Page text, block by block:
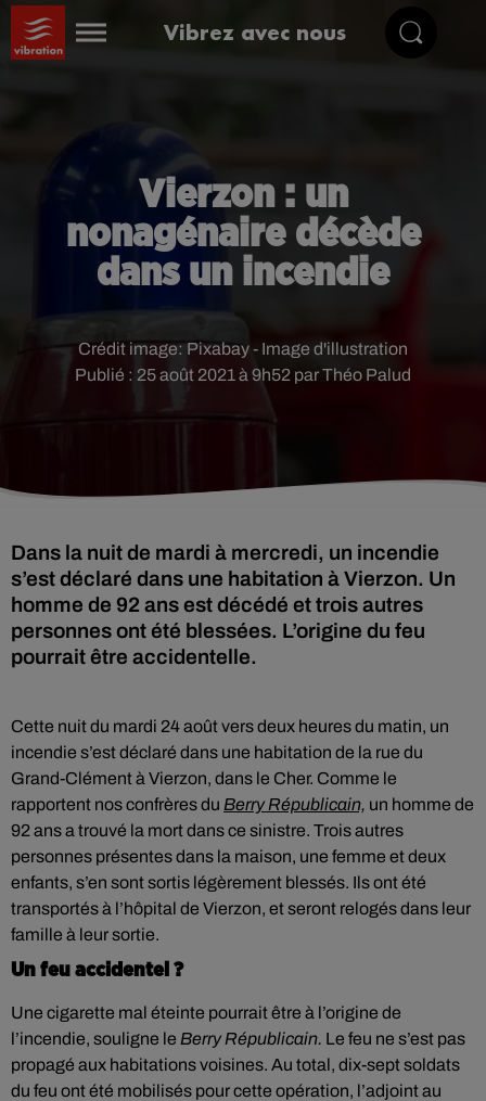
Vibrez avec nous
Vierzon : un
nonagénaire décède
dans un incendie
Publié : 25 août 2021 à 9h52 par Théo Palud
Crédit image: Pixabay - Image d'illustration
Dans la nuit de mardi à mercredi, un incendie
s’est déclaré dans une habitation à Vierzon. Un
homme de 92 ans est décédé et trois autres
personnes ont été blessées. L’origine du feu
pourrait être accidentelle.
Cette nuit du mardi 24 août vers deux heures du matin, un
incendie s’est déclaré dans une habitation de la rue du
Grand-Clément à Vierzon, dans le Cher. Comme le
rapportent nos confrères du Berry Républicain, un homme de
92 ans a trouvé la mort dans ce sinistre. Trois autres
personnes présentes dans la maison, une femme et deux
enfants, s’en sont sortis légèrement blessés. Ils ont été
transportés à l’hôpital de Vierzon, et seront relogés dans leur
famille à leur sortie.
Un feu accidentel ?
Une cigarette mal éteinte pourrait être à l’origine de
l’incendie, souligne le Berry Républicain. Le feu ne s’est pas
propagé aux habitations voisines. Au total, dix-sept soldats
du feu ont été mobilisés pour cette opération, l’adjoint au